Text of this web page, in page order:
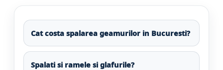
Cat costa spalarea geamurilor in Bucuresti?
Spalati si ramele si glafurile?